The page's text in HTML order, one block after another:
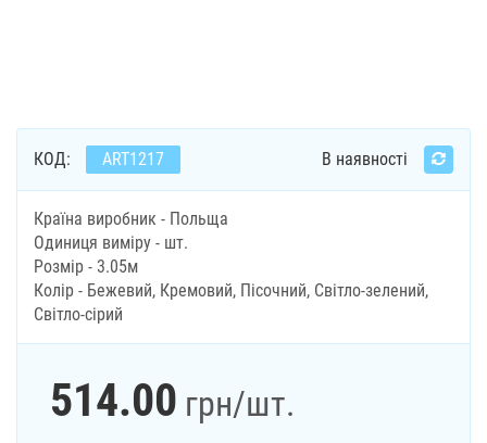
КОД: ART1217 В наявності
Країна виробник - Польща
Одиниця виміру - шт.
Розмір - 3.05м
Колір - Бежевий, Кремовий, Пісочний, Світло-зелений,
Світло-сірий
514.00 грн/шт.